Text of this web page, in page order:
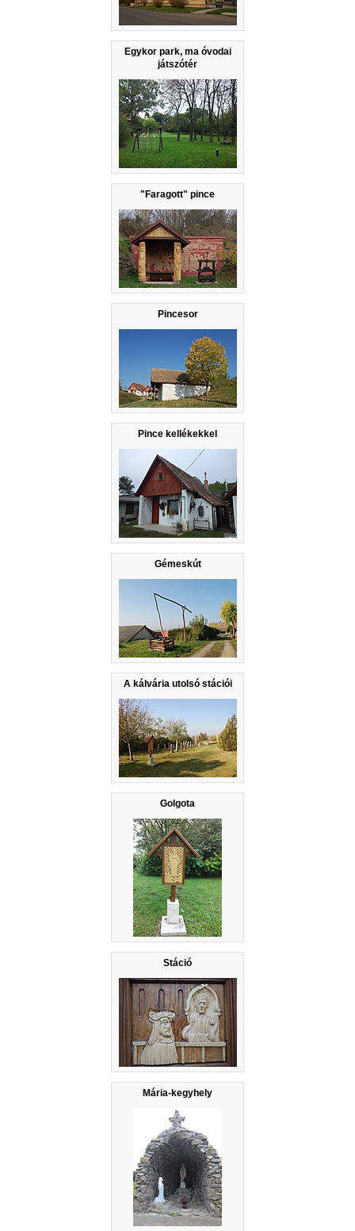
Egykor park, ma óvodai
játszótér
"Faragott" pince
Pincesor
Pince kellékekkel
Gémeskút
A kálvária utolsó stációi
Golgota
Stáció
Mária-kegyhely